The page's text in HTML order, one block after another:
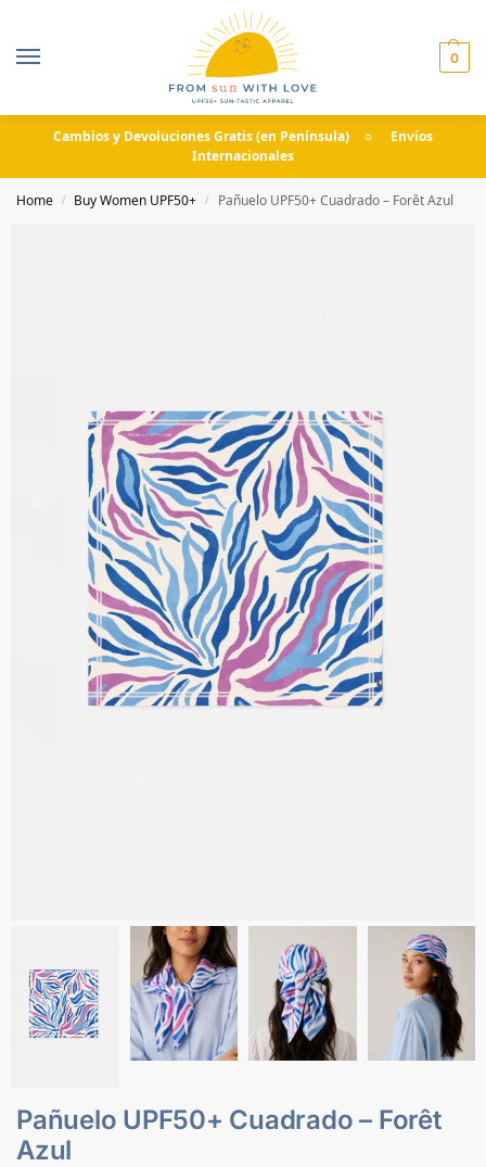
0
Cambios y Devoluciones Gratis (en Península) ☼ Envíos
Internacionales
Home / Buy Women UPF50+ / Pañuelo UPF50+ Cuadrado – Forêt Azul
Pañuelo UPF50+ Cuadrado – Forêt
Azul